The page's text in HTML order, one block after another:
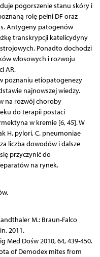
pogorszenie stanu skóry i
rolę pełni DF oraz
Antygeny patogenów
transkrypcji katelicydyny
Ponadto dochodzi
włosowych i rozwoju
AR.
poznaniu etiopatogenezy
najnowszej wiedzy.
na rozwój choroby
do terapii postaci
w kremie [6, 45]. W
H. pylori, C. pneumoniae
liczba dowodów i dalsze
przyczynić do
na rynek.
M.: Braun-Falco
2011.
Med Dośw 2010, 64, 439-450.
of Demodex mites from